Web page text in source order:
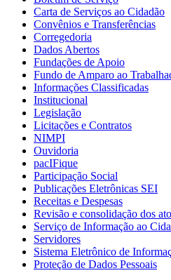
Carta de Serviços ao Cidadão
Convênios e Transferências
Corregedoria
Dados Abertos
Fundações de Apoio
Fundo de Amparo ao
Informações Classificadas
Institucional
Legislação
Licitações e Contratos
NIMPI
Ouvidoria
pacIFique
Participação Social
Publicações Eletrônicas SEI
Receitas e Despesas
Revisão e consolidação dos
Serviço de Informação ao
Servidores
Sistema Eletrônico de
Proteção de Dados Pessoais